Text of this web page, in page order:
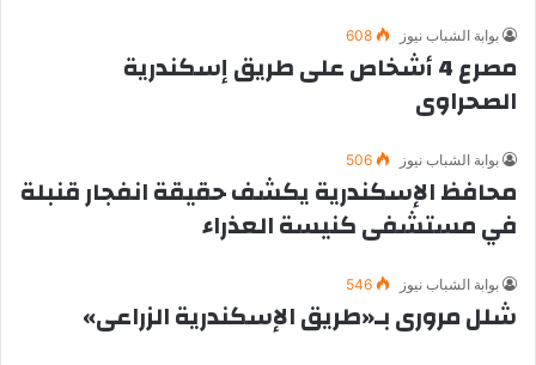
بوابة الشباب نيوز 608
مصرع 4 أشخاص على طريق إسكندرية
الصحراوى
بوابة الشباب نيوز 506
محافظ الإسكندرية يكشف حقيقة انفجار قنبلة
في مستشفى كنيسة العذراء
بوابة الشباب نيوز 546
شلل مرورى بـ«طريق الإسكندرية الزراعى»